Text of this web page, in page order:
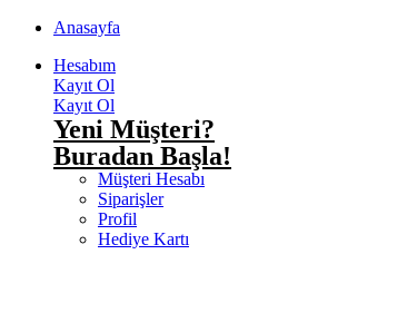
Anasayfa
Hesabım
Kayıt Ol
Kayıt Ol
Yeni Müşteri?
Buradan Başla!
Müşteri Hesabı
Siparişler
Profil
Hediye Kartı